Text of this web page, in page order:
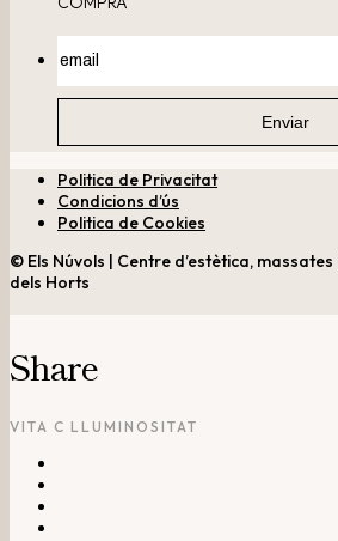
Politica de Privacitat
Condicions d’ús
Politica de Cookies
© Els Núvols | Centre d’estètica,
dels Horts
Share
VITA C LLUMINOSITAT